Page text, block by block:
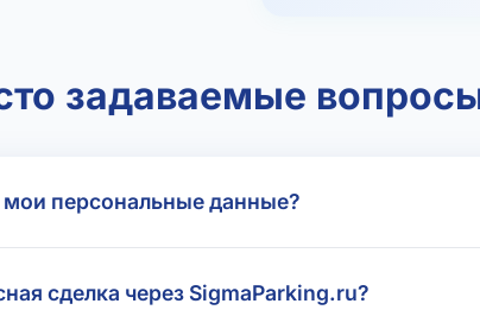
задаваемые
персональные данные?
сделка через SigmaParking.ru?